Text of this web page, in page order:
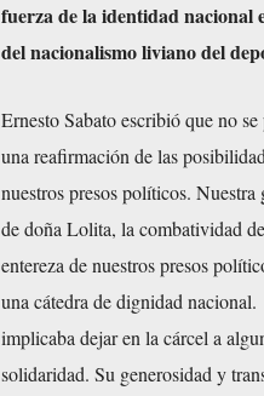
fuerza de la identidad nacional
del nacionalismo liviano del
Ernesto Sabato escribió que no
una reafirmación de las
nuestros presos políticos.
de doña Lolita, la combatividad
entereza de nuestros presos
una cátedra de dignidad
implicaba dejar en la cárcel a
solidaridad. Su generosidad y